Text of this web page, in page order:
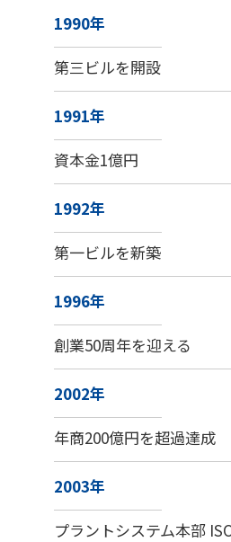
1990年
第三ビルを開設
1991年
資本金1億円
1992年
第一ビルを新築
1996年
創業50周年を迎える
2002年
年商200億円を超過達成
2003年
プラントシステム本部